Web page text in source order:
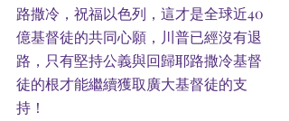
路撒冷，祝福以色列，這才是全球近40
億基督徒的共同心願，川普已經沒有退
路，只有堅持公義與回歸耶路撒冷基督
徒的根才能繼續獲取廣大基督徒的支
持！